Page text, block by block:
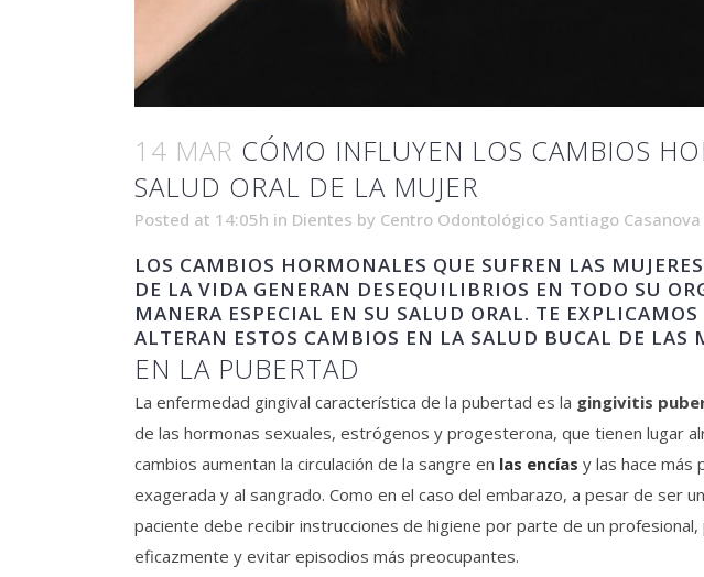
14 MAR CÓMO INFLUYEN LOS CAMBIOS
SALUD ORAL DE LA MUJER
Posted at 14:05h in Dientes by Centro Odontológico Santiago Casanova
LOS CAMBIOS HORMONALES QUE SUFREN LAS
DE LA VIDA GENERAN DESEQUILIBRIOS EN TODO SU
MANERA ESPECIAL EN SU SALUD ORAL. TE
ALTERAN ESTOS CAMBIOS EN LA SALUD BUCAL DE LAS
EN LA PUBERTAD
La enfermedad gingival característica de la pubertad es la gingivitis
de las hormonas sexuales, estrógenos y progesterona, que tienen lugar
cambios aumentan la circulación de la sangre en las encías y las hace más
exagerada y al sangrado. Como en el caso del embarazo, a pesar de ser
paciente debe recibir instrucciones de higiene por parte de un profesional,
eficazmente y evitar episodios más preocupantes.